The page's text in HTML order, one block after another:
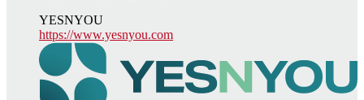
YESNYOU
https://www.yesnyou.com